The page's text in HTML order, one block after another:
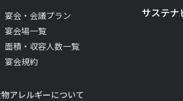
宴会・会議プラン
宴会場一覧
面積・収容人数一覧
宴会規約
アレルギーについて
サステナ